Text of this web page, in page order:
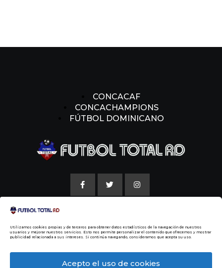
Utilizamos cookies propias y de terceros para obtener datos estadísticos de la navegación de nuestros
usuarios y mejorar nuestros servicios. Esto nos permite personalizar el contenido que ofrecemos y mostrar
publicidad relacionada a sus intereses. Si continúa navegando, consideramos que acepta su uso.
Acepto el uso de cookies
CONCACAF
CONCACHAMPIONS
FÚTBOL DOMINICANO
POLITICAS DE COOKIE